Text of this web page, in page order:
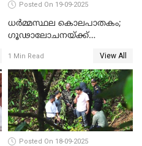
Posted On 19-09-2025
ധർമ്മസ്ഥല കൊലപാതകം;
ഗൂഢാലോചനയ്ക്ക്
1 Min Read View All
Posted On 18-09-2025